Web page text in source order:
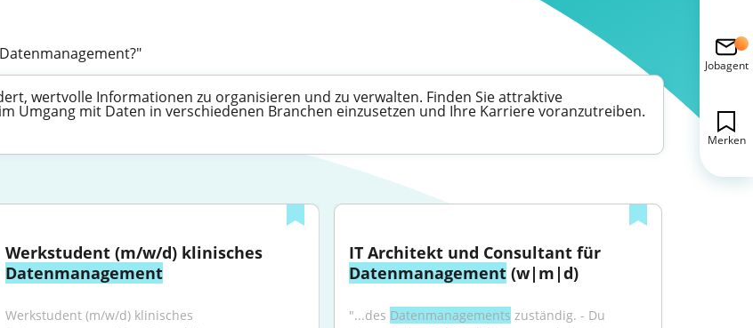
wertvolle Informationen zu organisieren und zu verwalten. Finden Sie attraktive
Umgang mit Daten in verschiedenen Branchen einzusetzen und Ihre Karriere voranzutreiben.
Datenmanagement
Werkstudent (m/w/d) klinisches
IT Architekt und Consultant für
Datenmanagement (w|m|d)
"...des Datenmanagements zuständig. - Du
Jobagent
Merken